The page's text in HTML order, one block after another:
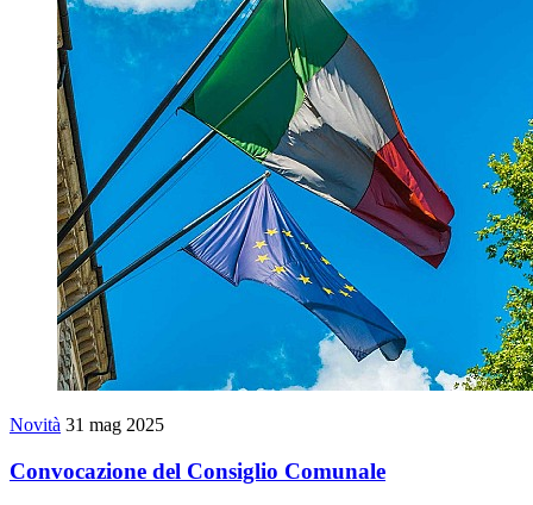
Novità 31 mag 2025
Convocazione del Consiglio Comunale